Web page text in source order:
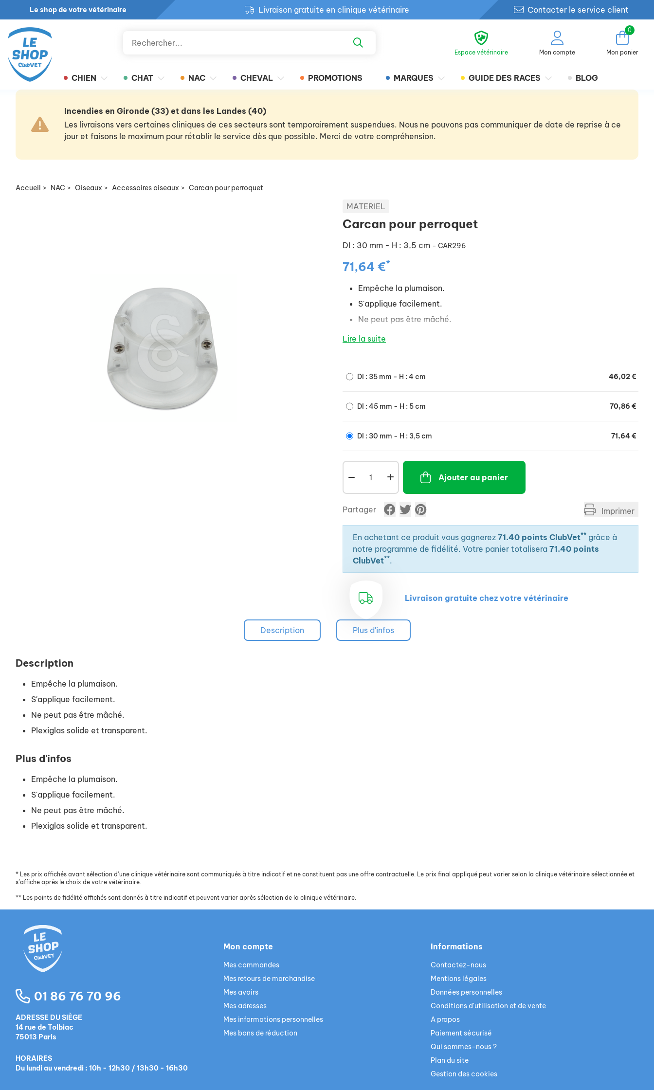
Le shop de votre vétérinaire
Livraison gratuite en clinique vétérinaire
Retour produit gratuit en clinique
Contacter le service client
Espace vétérinaire Mon compte
0
Mon panier
CHIEN CHAT NAC CHEVAL PROMOTIONS MARQUES GUIDE DES RACES BLOG
Incendies en Gironde (33) et dans les Landes (40)
Les livraisons vers certaines cliniques de ces secteurs sont temporairement suspendues. Nous ne pouvons pas communiquer de date de reprise à ce
jour et faisons le maximum pour rétablir le service dès que possible. Merci de votre compréhension.
Accueil > NAC > Oiseaux > Accessoires oiseaux > Carcan pour perroquet
MATERIEL
Carcan pour perroquet
DI : 30 mm - H : 3,5 cm - CAR296
71,64 €*
Empêche la plumaison.
S'applique facilement.
Ne peut pas être mâché.
Plexiglas solide et transparent.
Lire la suite
DI : 35 mm - H : 4 cm 46,02 €
DI : 45 mm - H : 5 cm 70,86 €
DI : 30 mm - H : 3,5 cm 71,64 €
Ajouter au panier
Partager Imprimer
En achetant ce produit vous gagnerez 71.40 points ClubVet** grâce à
notre programme de fidélité. Votre panier totalisera 71.40 points
ClubVet**.
Livraison gratuite chez votre vétérinaire
Description Plus d'infos
Description
Empêche la plumaison.
S'applique facilement.
Ne peut pas être mâché.
Plexiglas solide et transparent.
Plus d'infos
Empêche la plumaison.
S'applique facilement.
Ne peut pas être mâché.
Plexiglas solide et transparent.
* Les prix affichés avant sélection d’une clinique vétérinaire sont communiqués à titre indicatif et ne constituent pas une offre contractuelle. Le prix final appliqué peut varier selon la clinique vétérinaire sélectionnée et
s’affiche après le choix de votre vétérinaire.
** Les points de fidélité affichés sont donnés à titre indicatif et peuvent varier après sélection de la clinique vétérinaire.
01 86 76 70 96
ADRESSE DU SIÈGE
14 rue de Tolbiac
75013 Paris
HORAIRES
Du lundi au vendredi : 10h - 12h30 / 13h30 - 16h30
Mon compte
Mes commandes
Mes retours de marchandise
Mes avoirs
Mes adresses
Mes informations personnelles
Mes bons de réduction
Informations
Contactez-nous
Mentions légales
Données personnelles
Conditions d'utilisation et de vente
A propos
Paiement sécurisé
Qui sommes-nous ?
Plan du site
Gestion des cookies